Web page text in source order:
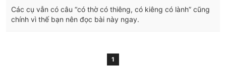
Các cụ vẫn có câu “có thờ có thiêng, có kiêng có lành” cũng
chính vì thế bạn nên đọc bài này ngay.
1